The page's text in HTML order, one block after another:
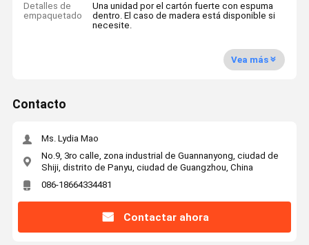
Detalles de
empaquetado
Una unidad por el cartón fuerte con espuma
dentro. El caso de madera está disponible si
necesite.
Vea más
Contacto
Ms. Lydia Mao
No.9, 3ro calle, zona industrial de Guannanyong, ciudad de
Shiji, distrito de Panyu, ciudad de Guangzhou, China
086-18664334481
Contactar ahora